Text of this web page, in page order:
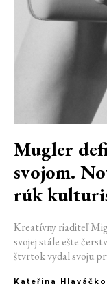
Mugler
svojom.
rúk
Kreatívny riaditeľ
svojej stále ešte
štvrtok vydal svoju
Kateřina